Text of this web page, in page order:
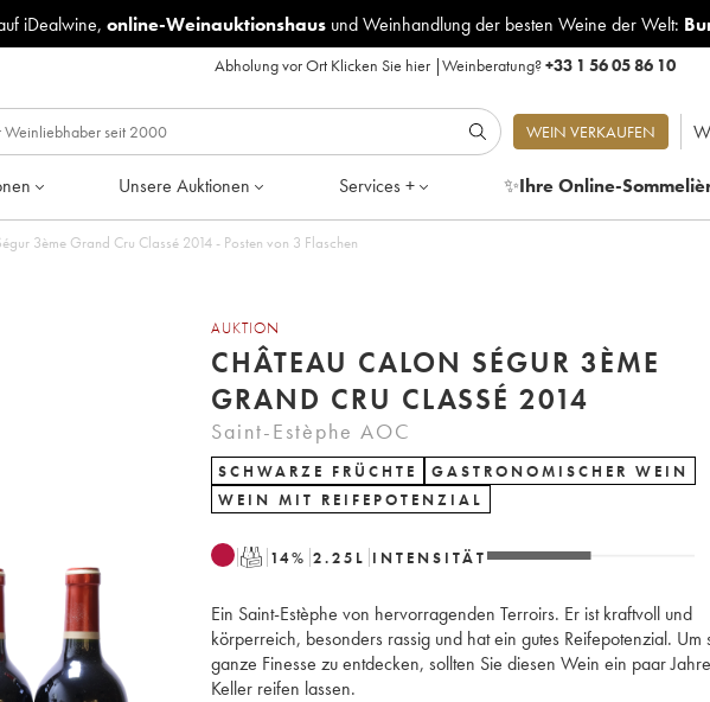
iDealwine, online-Weinauktionshausund Weinhandlung der besten Weine der Welt:
Abholung vor Ort Klicken Sie hier|Weinberatung?+33 1 56 05 86 10
WEIN VERKAUFEN
Unsere Auktionen Services + ✨Ihre Online-
Château Calon Ségur 3ème Grand Cru Classé 2014 - Posten von 3 Flaschen
AUKTION
CHÂTEAU CALON SÉGUR 3ÈME
GRAND CRU CLASSÉ 2014
Saint-Estèphe AOC
SCHWARZE FRÜCHTE
GASTRONOMISCHER WEIN
WEIN MIT REIFEPOTENZIAL
T 14% 2.25 L INTENSITÄT
Ein Saint-Estèphe von hervorragenden Terroirs. Er ist kraftvoll und
körperreich, besonders rassig und hat ein gutes Reifepotenzial. Um
ganze Finesse zu entdecken, sollten Sie diesen Wein ein paar
Keller reifen lassen.